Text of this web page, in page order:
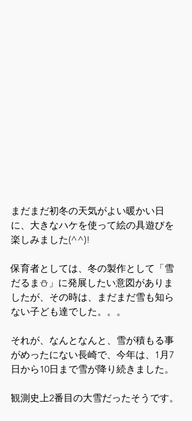
まだまだ初冬の天気がよい暖かい日
に、大きなハケを使って絵の具遊びを
楽しみました(^^)!
保育者としては、冬の製作として「雪
だるま⛄」に発展したい意図がありま
したが、その時は、まだまだ雪も知ら
ない子ども達でした。。。
それが、なんとなんと、雪が積もる事
がめったにない長崎で、今年は、1月7
日から10日まで雪が降り続きました。
観測史上2番目の大雪だったそうです。